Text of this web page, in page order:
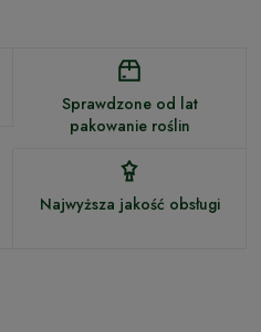
Sprawdzone od lat
pakowanie roślin
Najwyższa jakość obsługi